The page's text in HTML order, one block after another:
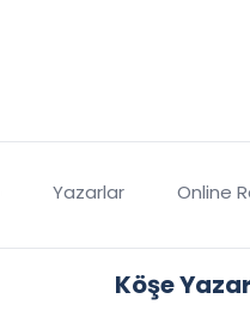
Yazarlar Online
Köşe